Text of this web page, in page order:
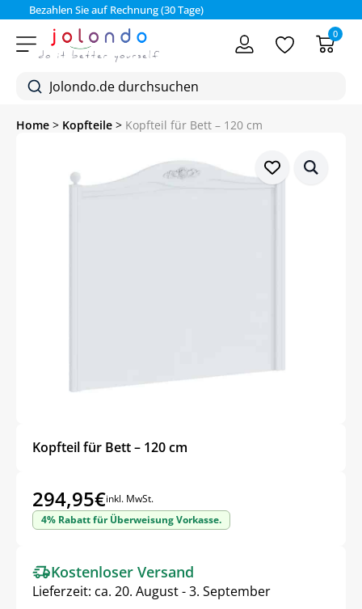
Bezahlen Sie auf Rechnung (30 Tage)
0
Home > Kopfteile > Kopfteil für Bett – 120 cm
Kopfteil für Bett – 120 cm
294,95€inkl. MwSt.
4% Rabatt für Überweisung Vorkasse.
Kostenloser Versand
Lieferzeit: ca. 20. August - 3. September